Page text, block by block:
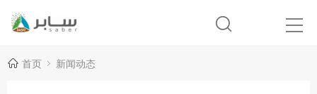
首页 新闻动态